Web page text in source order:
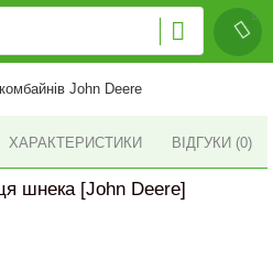
John Deere
ХАРАКТЕРИСТИКИ ВІДГУКИ (0)
шнека [John Deere]